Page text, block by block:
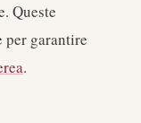
Queste
garantire
.